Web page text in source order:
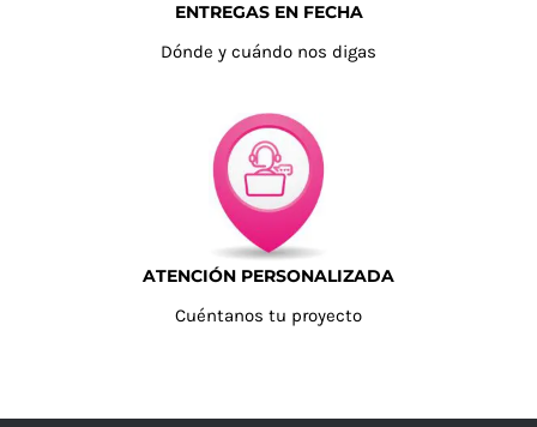
ENTREGAS EN FECHA
Dónde y cuándo nos digas
ATENCIÓN PERSONALIZADA
Cuéntanos tu proyecto